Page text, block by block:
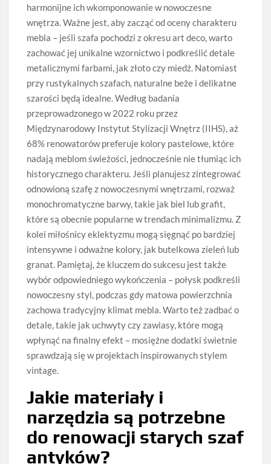
harmonijne ich wkomponowanie w nowoczesne
wnętrza. Ważne jest, aby zacząć od oceny charakteru
mebla – jeśli szafa pochodzi z okresu art deco, warto
zachować jej unikalne wzornictwo i podkreślić detale
metalicznymi farbami, jak złoto czy miedź. Natomiast
przy rustykalnych szafach, naturalne beże i delikatne
szarości będą idealne. Według badania
przeprowadzonego w 2022 roku przez
Międzynarodowy Instytut Stylizacji Wnętrz (IIHS), aż
68% renowatorów preferuje kolory pastelowe, które
nadają meblom świeżości, jednocześnie nie tłumiąc ich
historycznego charakteru. Jeśli planujesz zintegrować
odnowioną szafę z nowoczesnymi wnętrzami, rozważ
monochromatyczne barwy, takie jak biel lub grafit,
które są obecnie popularne w trendach minimalizmu. Z
kolei miłośnicy eklektyzmu mogą sięgnąć po bardziej
intensywne i odważne kolory, jak butelkowa zieleń lub
granat. Pamiętaj, że kluczem do sukcesu jest także
wybór odpowiedniego wykończenia – połysk podkreśli
nowoczesny styl, podczas gdy matowa powierzchnia
zachowa tradycyjny klimat mebla. Warto też zadbać o
detale, takie jak uchwyty czy zawiasy, które mogą
wpłynąć na finalny efekt – mosiężne dodatki świetnie
sprawdzają się w projektach inspirowanych stylem
vintage.
Jakie materiały i
narzędzia są potrzebne
do renowacji starych szaf
antyków?